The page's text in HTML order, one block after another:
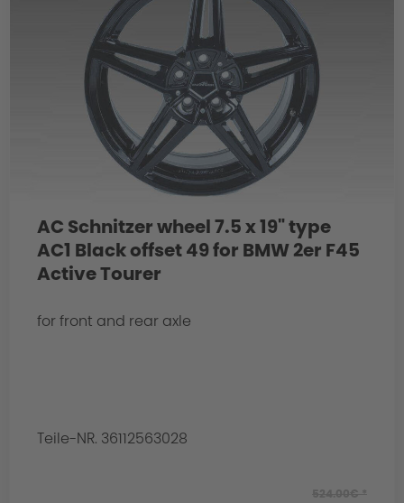
AC Schnitzer wheel 7.5 x 19" type
AC1 Black offset 49 for BMW 2er F45
Active Tourer
for front and rear axle
Teile-NR. 36112563028